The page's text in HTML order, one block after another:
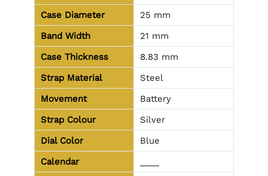
Case Diameter
25 mm
Band Width
21 mm
Case Thickness
8.83 mm
Strap Material
Steel
Movement
Battery
Strap Colour
Silver
Dial Color
Blue
Calendar